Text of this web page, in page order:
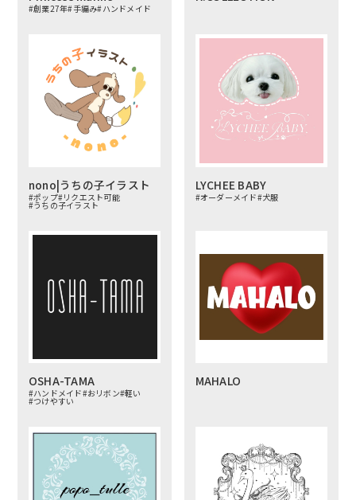
#創業27年#手編み#ハンドメイド
nono|うちの子イラスト
#ポップ#リクエスト可能
#うちの子イラスト
LYCHEE BABY
#オーダーメイド#犬服
OSHA-TAMA
#ハンドメイド#おリボン#軽い
#つけやすい
MAHALO